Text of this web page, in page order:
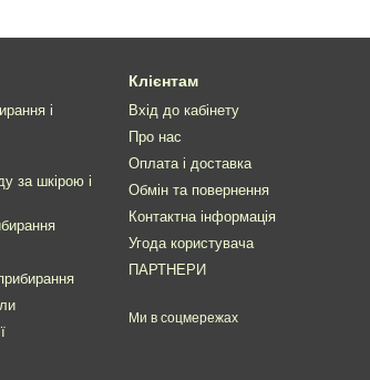
і
за шкірою і
Клієнтам
Вхід до кабінету
Про нас
Оплата і доставка
Обмін та повернення
Контактна інформація
Угода користувача
ПАРТНЕРИ
Ми в соцмережах